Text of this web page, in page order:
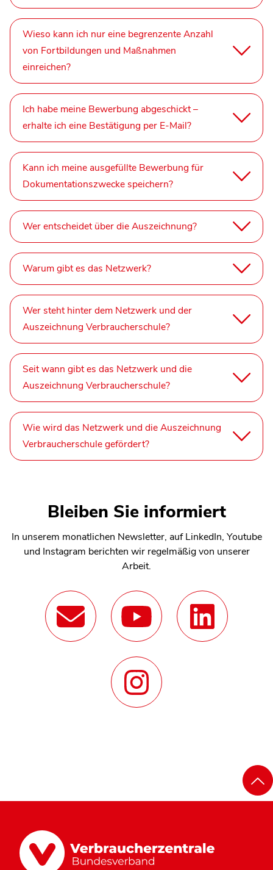
Wieso kann ich nur eine begrenzente Anzahl
von Fortbildungen und Maßnahmen
einreichen?
Ich habe meine Bewerbung abgeschickt –
erhalte ich eine Bestätigung per E-Mail?
Kann ich meine ausgefüllte Bewerbung für
Dokumentationszwecke speichern?
Wer entscheidet über die Auszeichnung?
Warum gibt es das Netzwerk?
Wer steht hinter dem Netzwerk und der
Auszeichnung Verbraucherschule?
Seit wann gibt es das Netzwerk und die
Auszeichnung Verbraucherschule?
Wie wird das Netzwerk und die Auszeichnung
Verbraucherschule gefördert?
Bleiben Sie informiert
In unserem monatlichen Newsletter, auf LinkedIn, Youtube
und Instagram berichten wir regelmäßig von unserer
Arbeit.